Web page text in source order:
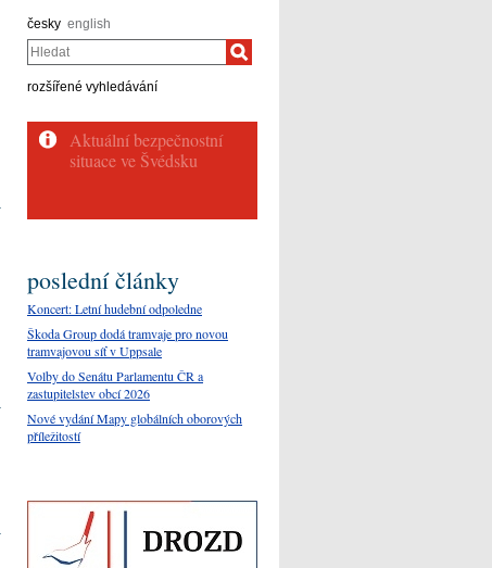
česky english
Hledat
rozšířené vyhledávání
poslední články
Koncert: Letní hudební odpoledne
Škoda Group dodá tramvaje pro novou
tramvajovou síť v Uppsale
Volby do Senátu Parlamentu ČR a
zastupitelstev obcí 2026
Nové vydání Mapy globálních oborových
příležitostí